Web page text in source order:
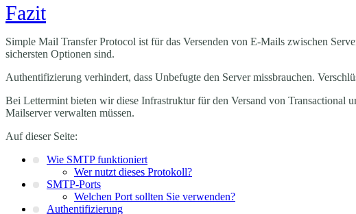
Fazit
Simple Mail Transfer Protocol ist für das Versenden von E-Mails zwischen
sichersten Optionen sind.
Authentifizierung verhindert, dass Unbefugte den Server missbrauchen.
Bei Lettermint bieten wir diese Infrastruktur für den Versand von Transactional
Mailserver verwalten müssen.
Auf dieser Seite:
Wie SMTP funktioniert
Wer nutzt dieses Protokoll?
SMTP-Ports
Welchen Port sollten Sie verwenden?
Authentifizierung